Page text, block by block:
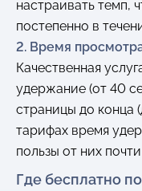
настраивать темп,
постепенно в
2. Время
Качественная
удержание (от 40
страницы до конца
тарифах время
пользы от них почти
Где бесплатно